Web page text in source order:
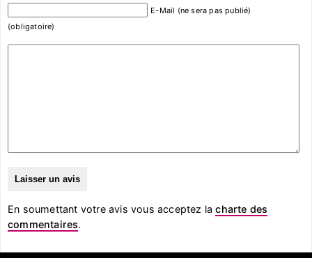
E-Mail (ne sera pas publié)
(obligatoire)
En soumettant votre avis vous acceptez lacharte des
commentaires.